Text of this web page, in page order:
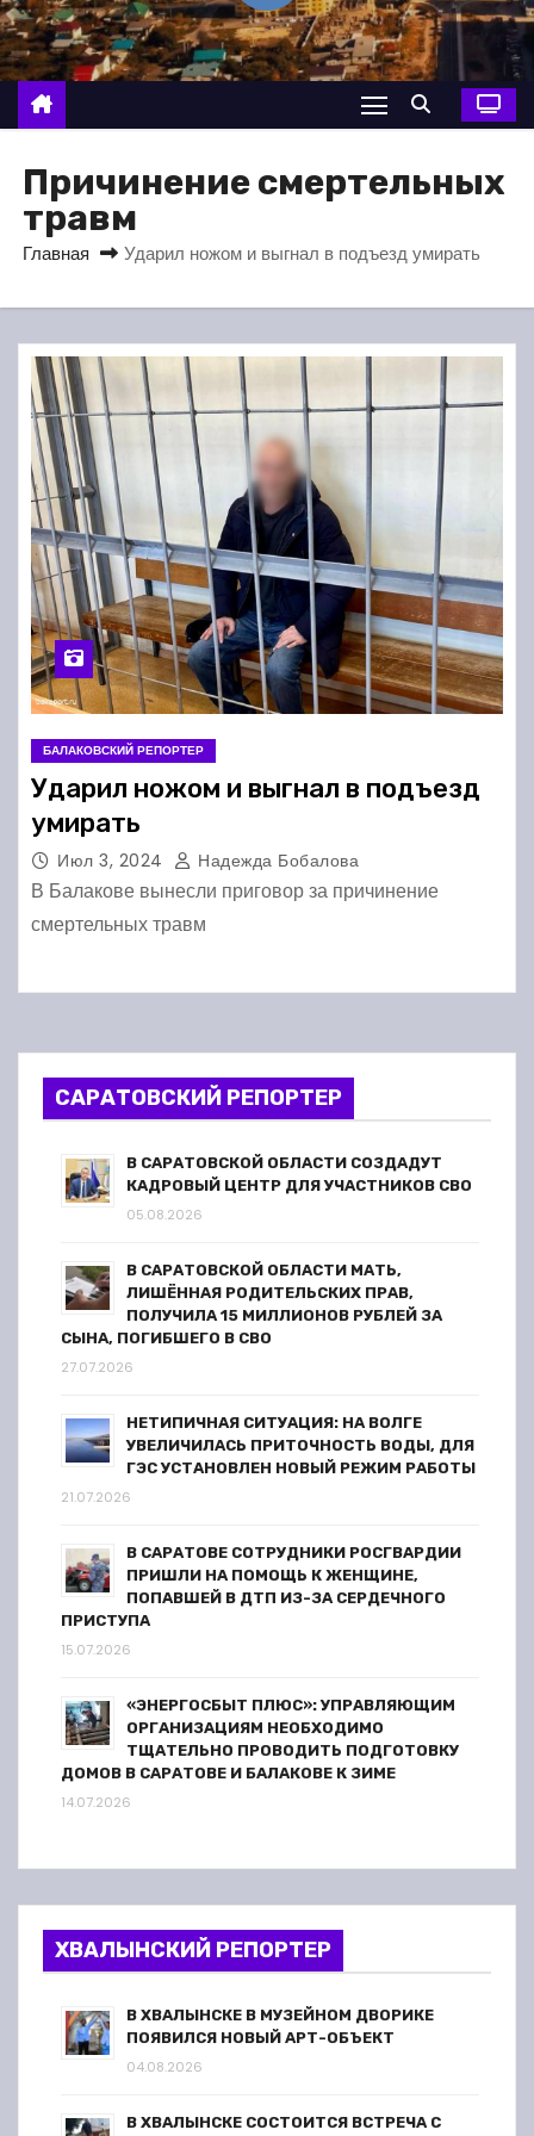
о
м
у
Причинение смертельных
травм
Главная Ударил ножом и выгнал в подъезд умирать
БАЛАКОВСКИЙ РЕПОРТЕР
Ударил ножом и выгнал в подъезд
умирать
Июл 3, 2024 Надежда Бобалова
В Балакове вынесли приговор за причинение
смертельных травм
САРАТОВСКИЙ РЕПОРТЕР
В САРАТОВСКОЙ ОБЛАСТИ СОЗДАДУТ
КАДРОВЫЙ ЦЕНТР ДЛЯ УЧАСТНИКОВ СВО
05.08.2026
В САРАТОВСКОЙ ОБЛАСТИ МАТЬ,
ЛИШЁННАЯ РОДИТЕЛЬСКИХ ПРАВ,
ПОЛУЧИЛА 15 МИЛЛИОНОВ РУБЛЕЙ ЗА
СЫНА, ПОГИБШЕГО В СВО
27.07.2026
НЕТИПИЧНАЯ СИТУАЦИЯ: НА ВОЛГЕ
УВЕЛИЧИЛАСЬ ПРИТОЧНОСТЬ ВОДЫ, ДЛЯ
ГЭС УСТАНОВЛЕН НОВЫЙ РЕЖИМ РАБОТЫ
21.07.2026
В САРАТОВЕ СОТРУДНИКИ РОСГВАРДИИ
ПРИШЛИ НА ПОМОЩЬ К ЖЕНЩИНЕ,
ПОПАВШЕЙ В ДТП ИЗ-ЗА СЕРДЕЧНОГО
ПРИСТУПА
15.07.2026
«ЭНЕРГОСБЫТ ПЛЮС»: УПРАВЛЯЮЩИМ
ОРГАНИЗАЦИЯМ НЕОБХОДИМО
ТЩАТЕЛЬНО ПРОВОДИТЬ ПОДГОТОВКУ
ДОМОВ В САРАТОВЕ И БАЛАКОВЕ К ЗИМЕ
14.07.2026
ХВАЛЫНСКИЙ РЕПОРТЕР
В ХВАЛЫНСКЕ В МУЗЕЙНОМ ДВОРИКЕ
ПОЯВИЛСЯ НОВЫЙ АРТ-ОБЪЕКТ
04.08.2026
В ХВАЛЫНСКЕ СОСТОИТСЯ ВСТРЕЧА С